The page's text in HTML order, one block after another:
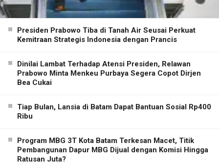
Presiden Prabowo Tiba di Tanah Air Seusai Perkuat
Kemitraan Strategis Indonesia dengan Prancis
Dinilai Lambat Terhadap Atensi Presiden, Relawan
Prabowo Minta Menkeu Purbaya Segera Copot Dirjen
Bea Cukai
Tiap Bulan, Lansia di Batam Dapat Bantuan Sosial Rp400
Ribu
Program MBG 3T Kota Batam Terkesan Macet, Titik
Pembangunan Dapur MBG Dijual dengan Komisi Hingga
Ratusan Juta?